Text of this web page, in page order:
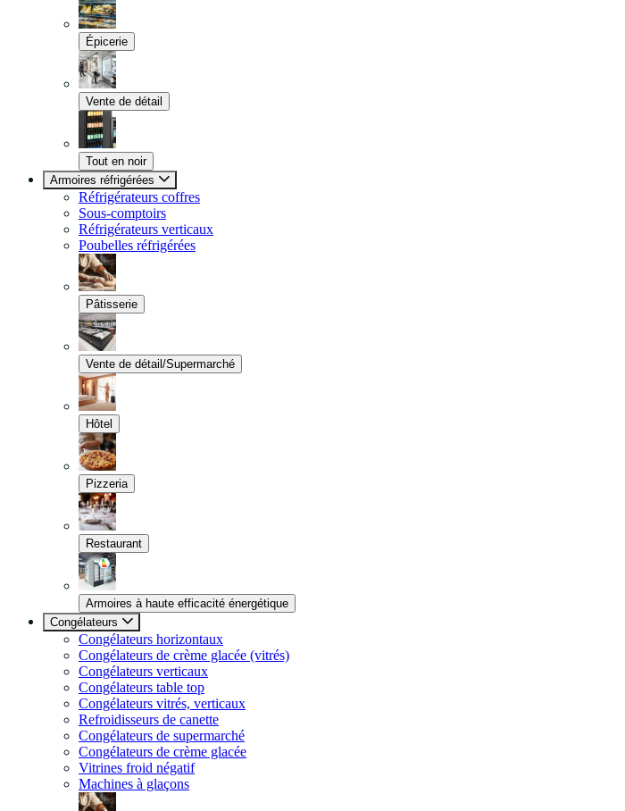
Épicerie
Vente de détail
Tout en noir
Armoires réfrigérées
Réfrigérateurs coffres
Sous-comptoirs
Réfrigérateurs verticaux
Poubelles réfrigérées
Pâtisserie
Vente de détail/Supermarché
Hôtel
Pizzeria
Restaurant
Armoires à haute efficacité énergétique
Congélateurs
Congélateurs horizontaux
Congélateurs de crème glacée (vitrés)
Congélateurs verticaux
Congélateurs table top
Congélateurs vitrés, verticaux
Refroidisseurs de canette
Congélateurs de supermarché
Congélateurs de crème glacée
Vitrines froid négatif
Machines à glaçons